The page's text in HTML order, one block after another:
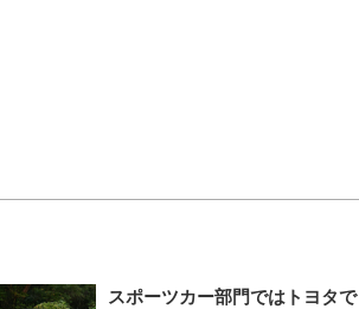
スポーツカー部門ではトヨタで